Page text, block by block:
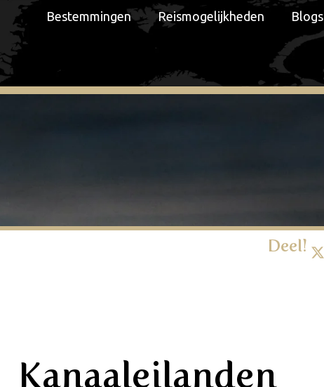
Bestemmingen Reismogelijkheden Blogs
Kanaaleilanden
Deel!